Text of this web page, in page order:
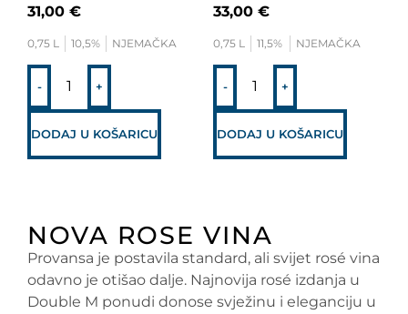
31,00 €
0,75 L 10,5% NJEMAČKA
- +
DODAJ U KOŠARICU
33,00 €
0,75 L 11,5% NJEMAČKA
- +
DODAJ U KOŠARICU
NOVA ROSE VINA
Provansa je postavila standard, ali svijet rosé vina
odavno je otišao dalje. Najnovija rosé izdanja u
Double M ponudi donose svježinu i eleganciju u